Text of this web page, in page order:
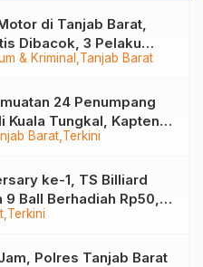
& Kriminal Tanjab Barat
di Tanjab Barat,
Dibacok, 3 Pelaku
Barat Terkini
24 Penumpang
Kuala Tungkal, Kapten
Terkini
ke-1, TS Billiard
9 Ball Berhadiah Rp50,8
Polres Tanjab Barat